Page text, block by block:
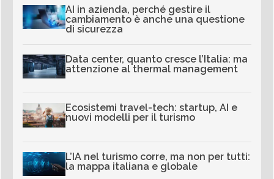
AI in azienda, perché gestire il
cambiamento è anche una questione
di sicurezza
Data center, quanto cresce l’Italia: ma
attenzione al thermal management
Ecosistemi travel-tech: startup, AI e
nuovi modelli per il turismo
L’IA nel turismo corre, ma non per tutti:
la mappa italiana e globale